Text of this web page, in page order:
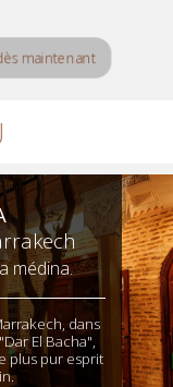
maintenant
médina.
dans
El Bacha",
plus pur esprit